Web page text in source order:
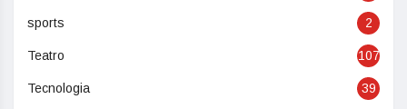
sports 2
Teatro 107
Tecnologia 39